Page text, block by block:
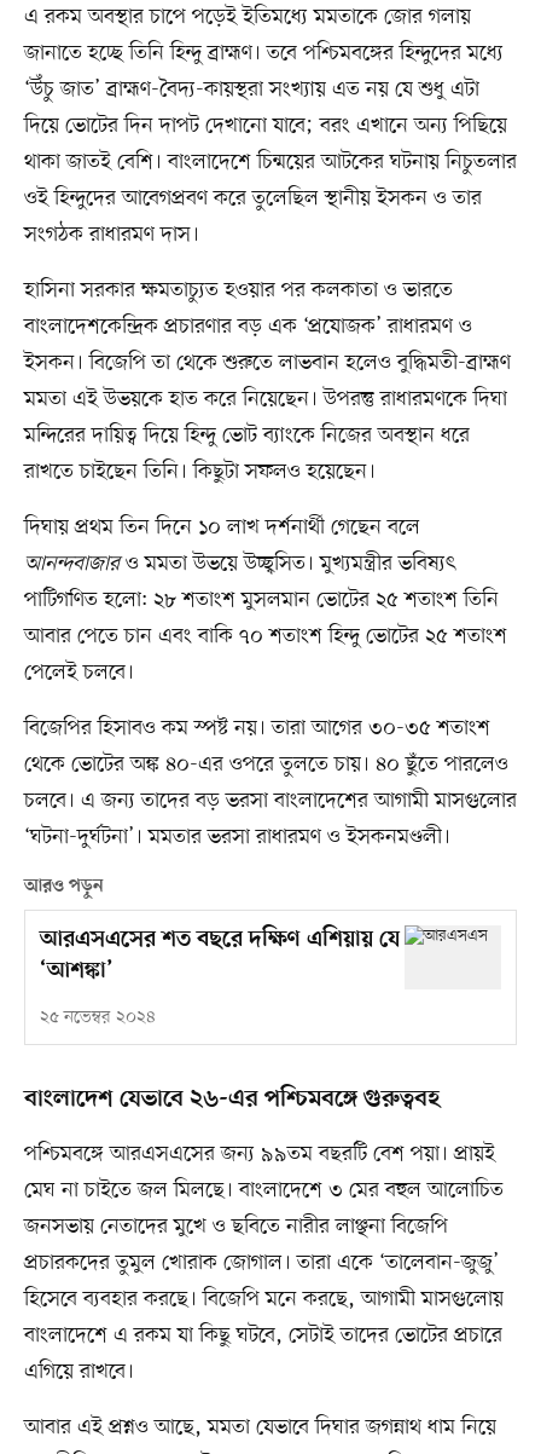
এ রকম অবস্থার চাপে পড়েই ইতিমধ্যে মমতাকে জোর গলায়
জানাতে হচ্ছে তিনি হিন্দু ব্রাহ্মণ। তবে পশ্চিমবঙ্গের হিন্দুদের মধ্যে
‘উঁচু জাত’ ব্রাহ্মণ-বৈদ্য-কায়স্থরা সংখ্যায় এত নয় যে শুধু এটা
দিয়ে ভোটের দিন দাপট দেখানো যাবে; বরং এখানে অন্য পিছিয়ে
থাকা জাতই বেশি। বাংলাদেশে চিন্ময়ের আটকের ঘটনায় নিচুতলার
ওই হিন্দুদের আবেগপ্রবণ করে তুলেছিল স্থানীয় ইসকন ও তার
সংগঠক রাধারমণ দাস।
হাসিনা সরকার ক্ষমতাচ্যুত হওয়ার পর কলকাতা ও ভারতে
বাংলাদেশকেন্দ্রিক প্রচারণার বড় এক ‘প্রযোজক’ রাধারমণ ও
ইসকন। বিজেপি তা থেকে শুরুতে লাভবান হলেও বুদ্ধিমতী-ব্রাহ্মণ
মমতা এই উভয়কে হাত করে নিয়েছেন। উপরন্তু রাধারমণকে দিঘা
মন্দিরের দায়িত্ব দিয়ে হিন্দু ভোট ব্যাংকে নিজের অবস্থান ধরে
রাখতে চাইছেন তিনি। কিছুটা সফলও হয়েছেন।
দিঘায় প্রথম তিন দিনে ১০ লাখ দর্শনার্থী গেছেন বলে
আনন্দবাজারও মমতা উভয়ে উচ্ছ্বসিত। মুখ্যমন্ত্রীর ভবিষ্যৎ
পাটিগণিত হলো: ২৮ শতাংশ মুসলমান ভোটের ২৫ শতাংশ তিনি
আবার পেতে চান এবং বাকি ৭০ শতাংশ হিন্দু ভোটের ২৫ শতাংশ
পেলেই চলবে।
বিজেপির হিসাবও কম স্পষ্ট নয়। তারা আগের ৩০-৩৫ শতাংশ
থেকে ভোটের অঙ্ক ৪০-এর ওপরে তুলতে চায়। ৪০ ছুঁতে পারলেও
চলবে। এ জন্য তাদের বড় ভরসা বাংলাদেশের আগামী মাসগুলোর
‘ঘটনা-দুর্ঘটনা’। মমতার ভরসা রাধারমণ ও ইসকনমণ্ডলী।
আরও পড়ুন
আরএসএসের শত বছরে দক্ষিণ এশিয়ায় যে
‘আশঙ্কা’
২৫ নভেম্বর ২০২৪
বাংলাদেশ যেভাবে ২৬-এর পশ্চিমবঙ্গে গুরুত্ববহ
পশ্চিমবঙ্গে আরএসএসের জন্য ৯৯তম বছরটি বেশ পয়া। প্রায়ই
মেঘ না চাইতে জল মিলছে। বাংলাদেশে ৩ মের বহুল আলোচিত
জনসভায় নেতাদের মুখে ও ছবিতে নারীর লাঞ্ছনা বিজেপি
প্রচারকদের তুমুল খোরাক জোগাল। তারা একে ‘তালেবান-জুজু’
হিসেবে ব্যবহার করছে। বিজেপি মনে করছে, আগামী মাসগুলোয়
বাংলাদেশে এ রকম যা কিছু ঘটবে, সেটাই তাদের ভোটের প্রচারে
এগিয়ে রাখবে।
আবার এই প্রশ্নও আছে, মমতা যেভাবে দিঘার জগন্নাথ ধাম নিয়ে